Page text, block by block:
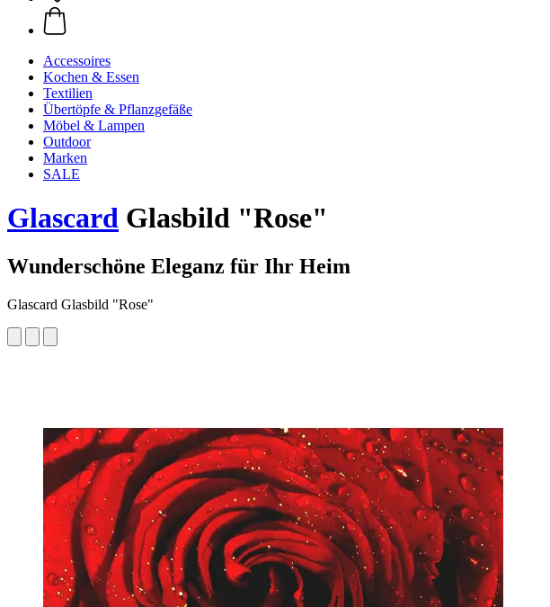
Accessoires
Kochen & Essen
Textilien
Übertöpfe & Pflanzgefäße
Möbel & Lampen
Outdoor
Marken
SALE
Glascard Glasbild "Rose"
Wunderschöne Eleganz für Ihr Heim
Glascard Glasbild "Rose"